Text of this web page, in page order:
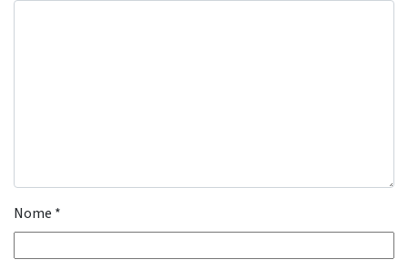
Nome *